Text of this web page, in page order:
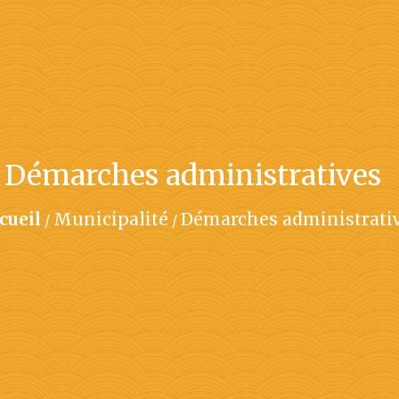
Démarches administratives
/ Municipalité / Démarches